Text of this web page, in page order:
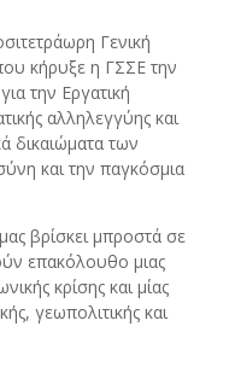
Γενική
κήρυξε η ΓΣΣΕ την
την Εργατική
αλληλεγγύης και
δικαιώματα των
και την παγκόσμια
βρίσκει μπροστά σε
επακόλουθο μιας
κρίσης και μίας
γεωπολιτικής και